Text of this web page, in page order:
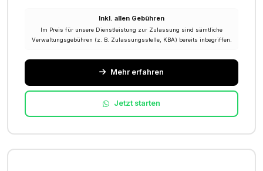
Inkl. allen Gebühren
Im Preis für unsere Dienstleistung zur Zulassung sind sämtliche
Verwaltungsgebühren (z. B. Zulassungsstelle, KBA) bereits inbegriffen.
Mehr erfahren
Jetzt starten